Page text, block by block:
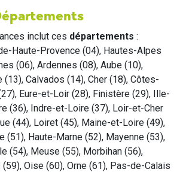
inclut ces départements :
Haute-Provence (04), Hautes-Alpes
(06), Ardennes (08), Aube (10),
(13), Calvados (14), Cher (18), Côtes-
Eure-et-Loir (28), Finistère (29), Ille-
(36), Indre-et-Loire (37), Loir-et-Cher
(44), Loiret (45), Maine-et-Loire (49),
(51), Haute-Marne (52), Mayenne (53),
(54), Meuse (55), Morbihan (56),
Oise (60), Orne (61), Pas-de-Calais